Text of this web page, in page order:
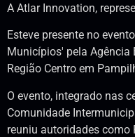
A Atlar Innovation,
Esteve presente no
Municípios' pela Agência
Região Centro em
O evento, integrado nas
Comunidade
reuniu autoridades como